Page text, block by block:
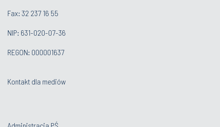
Fax: 32 237 16 55
NIP: 631-020-07-36
REGON: 000001637
Kontakt dla mediów